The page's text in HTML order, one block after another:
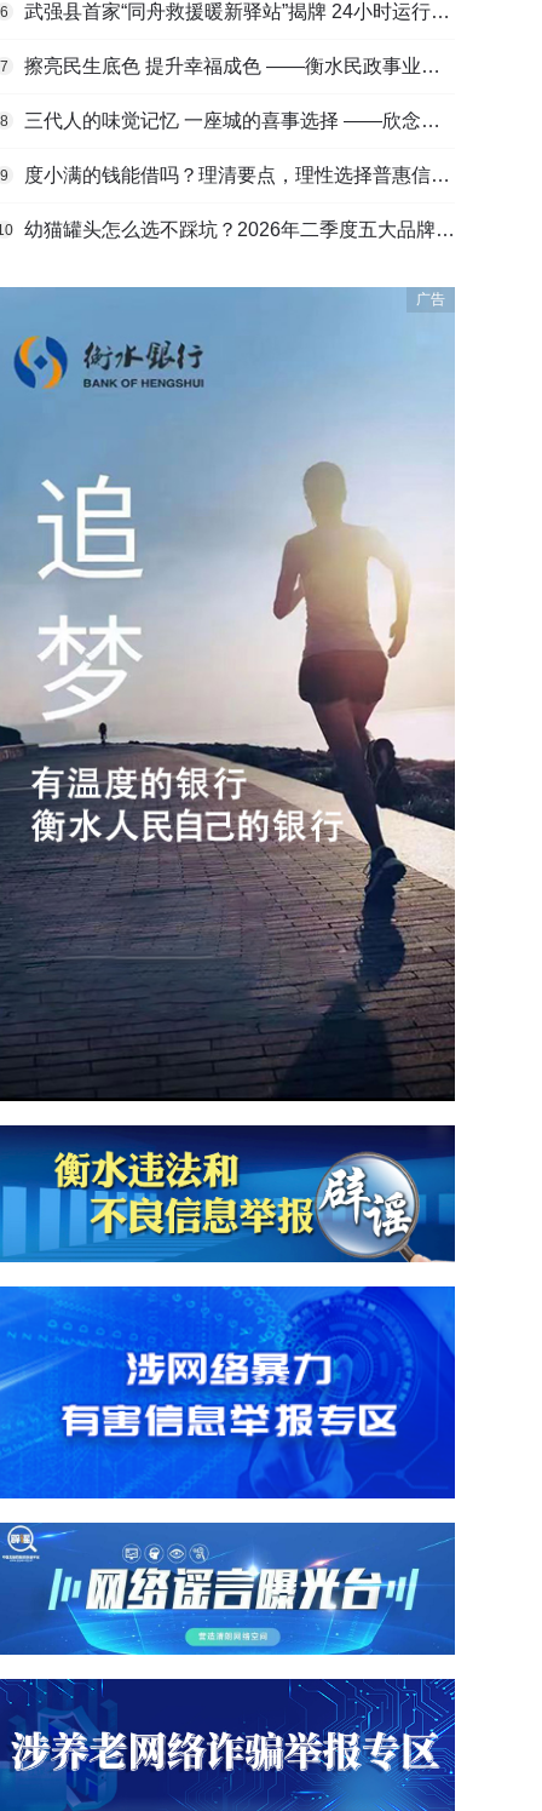
6 武强县首家“同舟救援暖新驿站”揭牌 24小时运行守护户外劳动者
7 擦亮民生底色 提升幸福成色 ——衡水民政事业高质量发展综述
8 三代人的味觉记忆 一座城的喜事选择 ——欣念饺子二十九载匠心传承路
9 度小满的钱能借吗？理清要点，理性选择普惠信贷服务
幼猫罐头怎么选不踩坑？2026年二季度五大品牌肠胃适配营养安全
广告